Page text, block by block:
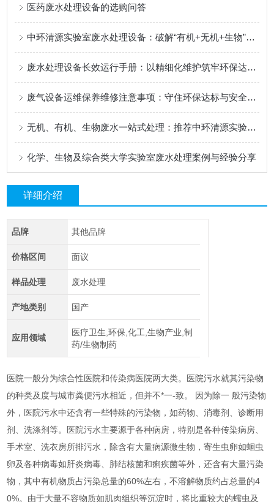
医药废水处理设备的选购问答
中环清源实验室废水处理设备：破解“有机+无机+生物”混合废水的合规中枢
废水处理设备长效运行手册：以精细化维护筑牢环保达标防线
废气设备运维保养维修注意事项：守住环保达标与安全生产的生命线
无机、有机、生物废水一站式处理：推荐中环清源实验室废水处理设备
化学、生物及综合类大学实验室废水处理案例与经验分享
详细介绍
品牌 其他品牌
价格区间 面议
样品处理 废水处理
产地类别 国产
应用领域
医疗卫生,环保,化工,生物产业,制
药/生物制药
医院一般分为综合性医院和传染病医院两大类。医院污水就其污染物
的种类及度与城市粪便污水相近，但并不*一-致。 因为除一 般污染物
外，医院污水中还含有一些特殊的污染物，如药物、消毒剂、诊断用
剂、洗涤剂等。医院污水主要源于各种病房，特别是各种传染病房、
手术室、洗衣房所排污水，除含有大量病源微生物，寄生虫卵如蛔虫
卵及各种病毒如肝炎病毒、肺结核菌和痢疾菌等外，还含有大量污染
物，其中有机物质占污染总量的60%左右，不溶解物质约占总量的4
0%。由于大量不容物质如肌肉组织等沉淀时，将比重较大的蠕虫及